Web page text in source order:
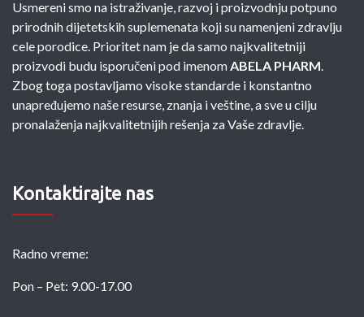
Usmereni smo na istraživanje, razvoj i proizvodnju potpuno
prirodnih dijetetskih suplemenata koji su namenjeni zdravlju
cele porodice. Prioritet nam je da samo najkvalitetniji
proizvodi budu isporučeni pod imenomABELA PHARM.
Zbog toga postavljamo visoke standarde i konstantno
unapređujemo naše resurse, znanja i veštine, a sve u cilju
pronalaženja najkvalitetnijih rešenja za Vaše zdravlje.
Kontaktirajte nas
Radno vreme:
Pon – Pet: 9.00-17.00